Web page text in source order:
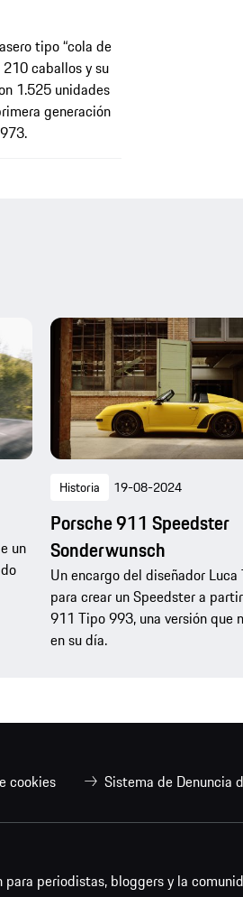
tipo “cola de
caballos y su
1.525 unidades
generación
un
Historia 19-08-2024
Porsche 911 Speedster
Sonderwunsch
Un encargo del diseñador Luca
para crear un Speedster a
911 Tipo 993, una versión que
en su día.
cookies Sistema de Denuncia
periodistas, bloggers y la